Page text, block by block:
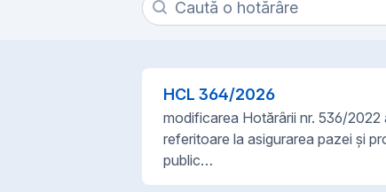
HCL 364/2026
modificarea Hotărârii nr. 536/2022
referitoare la asigurarea pazei și
public…